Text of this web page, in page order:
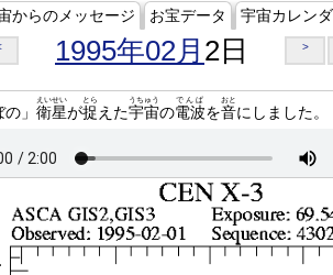
からのメッセージ お宝データ 宇宙カレン
1995年02月 2日 >
」 衛星
えいせい
が捉
とら
えた宇宙
うちゅう
の電波
でんぱ
を音
おと
にしました。